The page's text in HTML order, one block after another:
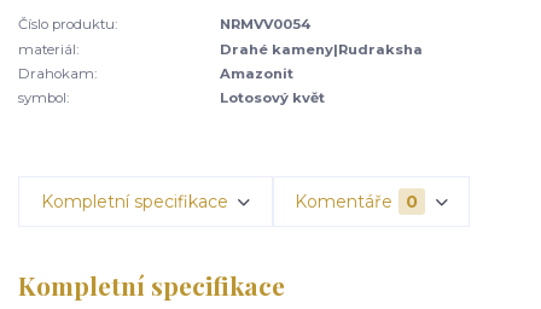
Číslo produktu:
NRMVV0054
materiál:
Drahé kameny|Rudraksha
Drahokam:
Amazonit
symbol:
Lotosový květ
Kompletní specifikace Komentáře 0
Kompletní specifikace